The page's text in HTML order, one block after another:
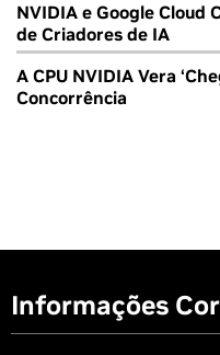
NVIDIA e Google Cloud
de Criadores de IA
A CPU NVIDIA Vera
Concorrência
Informações